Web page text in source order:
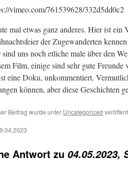
vimeo.com/761539628/332d5dd0c2
mal etwas ganz anderes. Hier ist
der Zugewanderten
uns noch etliche male über den
Film, einige sind sehr gute Freunde
eine Doku, unkommentiert.
können, aber diese Geschichten
Beitrag wurde unter Uncategorized
Antwort zu 04.05.2023,